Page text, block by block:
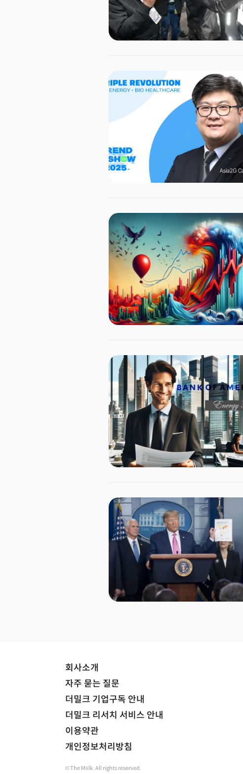
회사소개
자주 묻는 질문
더밀크 기업구독 안내
더밀크 리서치 서비스 안내
이용약관
개인정보처리방침
© The Miilk. All rights reserved.